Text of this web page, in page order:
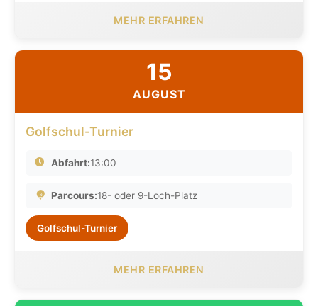
MEHR ERFAHREN
15
AUGUST
Golfschul-Turnier
Abfahrt:13:00
Parcours:18- oder 9-Loch-Platz
Golfschul-Turnier
MEHR ERFAHREN